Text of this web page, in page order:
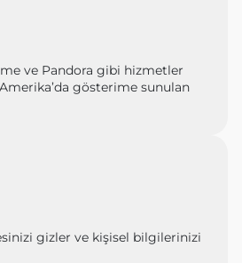
ve Pandora gibi hizmetler
gösterime sunulan
gizler ve kişisel bilgilerinizi